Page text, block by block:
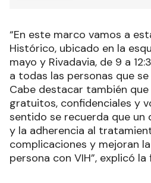
“En este marco vamos a
Histórico, ubicado en la
mayo y Rivadavia, de 9 a
a todas las personas que
Cabe destacar también
gratuitos, confidenciales y
sentido se recuerda que
y la adherencia al
complicaciones y mejoran
persona con VIH”, explicó la